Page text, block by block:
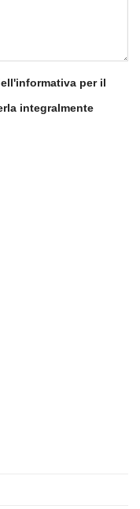
per il
integralmente